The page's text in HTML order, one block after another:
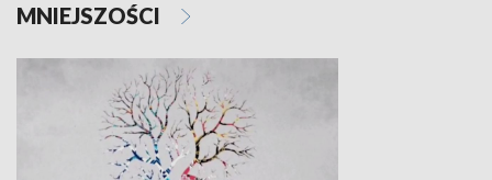
MNIEJSZOŚCI